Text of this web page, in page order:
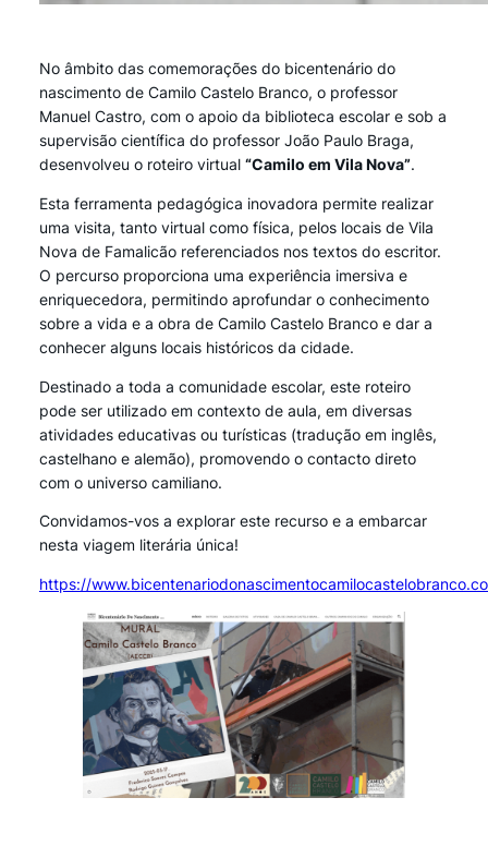
No âmbito das comemorações do bicentenário do
nascimento de Camilo Castelo Branco, o professor
Manuel Castro, com o apoio da biblioteca escolar e sob a
supervisão científica do professor João Paulo Braga,
desenvolveu o roteiro virtual “Camilo em Vila Nova”.
Esta ferramenta pedagógica inovadora permite realizar
uma visita, tanto virtual como física, pelos locais de Vila
Nova de Famalicão referenciados nos textos do escritor.
O percurso proporciona uma experiência imersiva e
enriquecedora, permitindo aprofundar o conhecimento
sobre a vida e a obra de Camilo Castelo Branco e dar a
conhecer alguns locais históricos da cidade.
Destinado a toda a comunidade escolar, este roteiro
pode ser utilizado em contexto de aula, em diversas
atividades educativas ou turísticas (tradução em inglês,
castelhano e alemão), promovendo o contacto direto
com o universo camiliano.
Convidamos-vos a explorar este recurso e a embarcar
nesta viagem literária única!
https://